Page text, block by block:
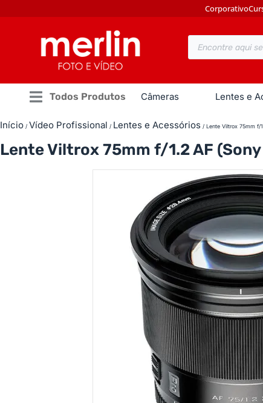
Corporativo
Todos Produtos Câmeras Lentes e
Início / Vídeo Profissional / Lentes e Acessórios / Lente Viltrox 75mm f/
Lente Viltrox 75mm f/1.2 AF (Sony